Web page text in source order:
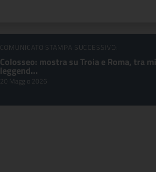
COMUNICATO STAMPA SUCCESSIVO:
Colosseo: mostra su Troia e Roma, tra
leggend...
20 Maggio 2026